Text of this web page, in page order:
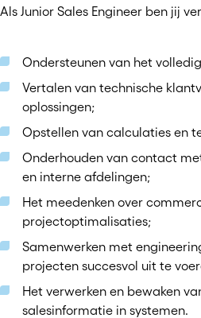
Als Junior Sales Engineer ben jij
Ondersteunen van het
Vertalen van technische
oplossingen;
Opstellen van calculaties en
Onderhouden van contact
en interne afdelingen;
Het meedenken over
projectoptimalisaties;
Samenwerken met
projecten succesvol uit te
Het verwerken en bewaken
salesinformatie in systemen.